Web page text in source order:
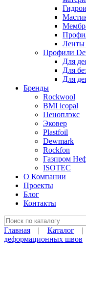
Ленты
Профили
Для
Для
Для
Бренды
Rockwool
BMI icopal
Пеноплэкс
Эковер
Plastfoil
Dewmark
Rockfon
Газпром
ISOTEC
О Компании
Проекты
Блог
Контакты
Главная | Каталог
деформационных швов